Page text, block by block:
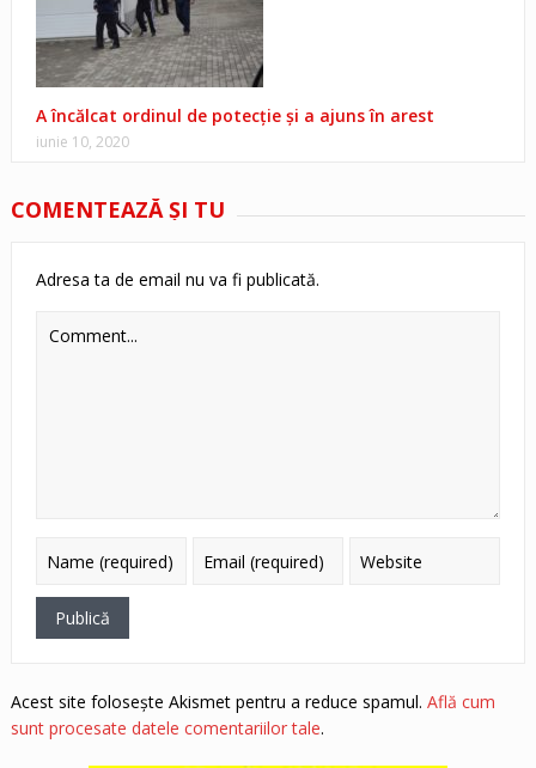
A încălcat ordinul de potecţie şi a ajuns în arest
iunie 10, 2020
COMENTEAZĂ ŞI TU
Adresa ta de email nu va fi publicată.
Acest site folosește Akismet pentru a reduce spamul. Află cum
sunt procesate datele comentariilor tale.